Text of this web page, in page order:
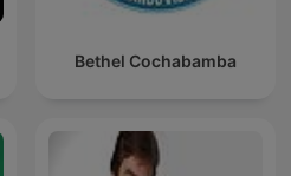
Bethel Cochabamba